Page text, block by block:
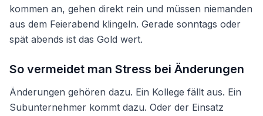
kommen an, gehen direkt rein und müssen niemanden
aus dem Feierabend klingeln. Gerade sonntags oder
spät abends ist das Gold wert.
So vermeidet man Stress bei Änderungen
Änderungen gehören dazu. Ein Kollege fällt aus. Ein
Subunternehmer kommt dazu. Oder der Einsatz